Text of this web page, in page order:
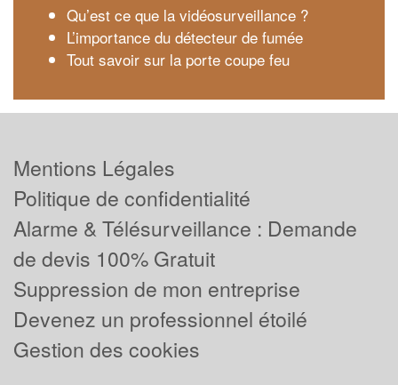
Qu’est ce que la vidéosurveillance ?
L’importance du détecteur de fumée
Tout savoir sur la porte coupe feu
Mentions Légales
Politique de confidentialité
Alarme & Télésurveillance : Demande
de devis 100% Gratuit
Suppression de mon entreprise
Devenez un professionnel étoilé
Gestion des cookies